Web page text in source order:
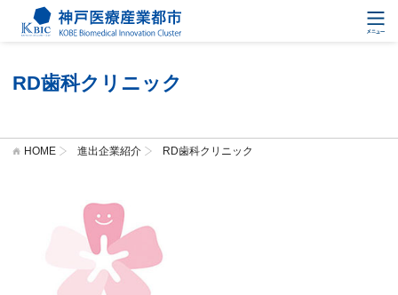
RD歯科クリニック
HOME 進出企業紹介 RD歯科クリニック